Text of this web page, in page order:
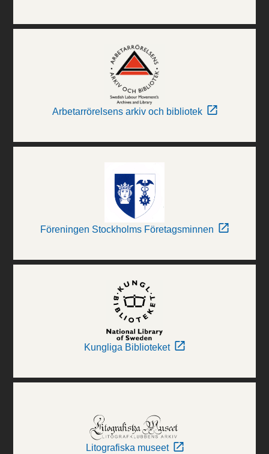
Arbetarrörelsens arkiv och bibliotek
Föreningen Stockholms Företagsminnen
Kungliga Biblioteket
Litografiska museet